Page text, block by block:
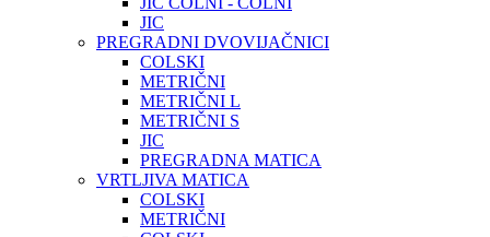
JIC
PREGRADNI DVOVIJAČNICI
COLSKI
METRIČNI
METRIČNI L
METRIČNI S
JIC
PREGRADNA MATICA
VRTLJIVA MATICA
COLSKI
METRIČNI